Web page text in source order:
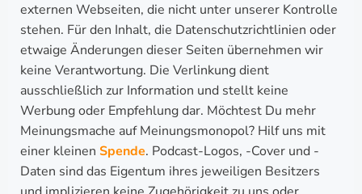
externen Webseiten, die nicht unter unserer Kontrolle
stehen. Für den Inhalt, die Datenschutzrichtlinien oder
etwaige Änderungen dieser Seiten übernehmen wir
keine Verantwortung. Die Verlinkung dient
ausschließlich zur Information und stellt keine
Werbung oder Empfehlung dar. Möchtest Du mehr
Meinungsmache auf Meinungsmonopol? Hilf uns mit
einer kleinen Spende. Podcast-Logos, -Cover und -
Daten sind das Eigentum ihres jeweiligen Besitzers